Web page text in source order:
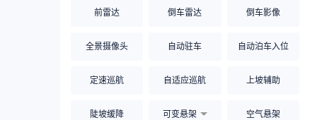
前雷达 倒车雷达 倒车影像
全景摄像头 自动驻车 自动泊车入位
定速巡航 自适应巡航 上坡辅助
陡坡缓降 可变悬架 空气悬架